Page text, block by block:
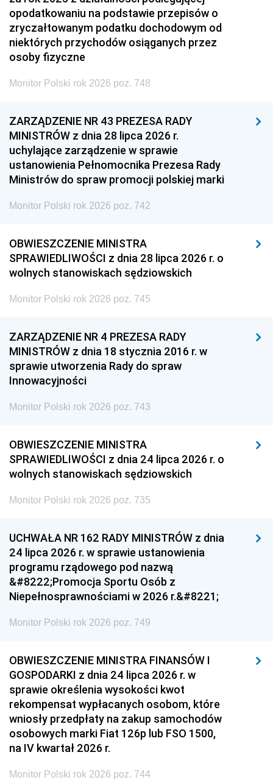
opodatkowaniu na podstawie przepisów o
zryczałtowanym podatku dochodowym od
niektórych przychodów osiąganych przez
osoby fizyczne
Monitor Polski rok 2026 poz. 748
ZARZĄDZENIE NR 43 PREZESA RADY
MINISTRÓW z dnia 28 lipca 2026 r.
uchylające zarządzenie w sprawie
ustanowienia Pełnomocnika Prezesa Rady
Ministrów do spraw promocji polskiej marki
Monitor Polski rok 2026 poz. 742
OBWIESZCZENIE MINISTRA
SPRAWIEDLIWOŚCI z dnia 28 lipca 2026 r. o
wolnych stanowiskach sędziowskich
Monitor Polski rok 2026 poz. 745
ZARZĄDZENIE NR 4 PREZESA RADY
MINISTRÓW z dnia 18 stycznia 2016 r. w
sprawie utworzenia Rady do spraw
Innowacyjności
Monitor Polski rok 2026 poz. 743
OBWIESZCZENIE MINISTRA
SPRAWIEDLIWOŚCI z dnia 24 lipca 2026 r. o
wolnych stanowiskach sędziowskich
Monitor Polski rok 2026 poz. 735
UCHWAŁA NR 162 RADY MINISTRÓW z dnia
24 lipca 2026 r. w sprawie ustanowienia
programu rządowego pod nazwą
&#8222;Promocja Sportu Osób z
Niepełnosprawnościami w 2026 r.&#8221;
Monitor Polski rok 2026 poz. 749
OBWIESZCZENIE MINISTRA FINANSÓW I
GOSPODARKI z dnia 24 lipca 2026 r. w
sprawie określenia wysokości kwot
rekompensat wypłacanych osobom, które
wniosły przedpłaty na zakup samochodów
osobowych marki Fiat 126p lub FSO 1500,
na IV kwartał 2026 r.
Monitor Polski rok 2026 poz. 744